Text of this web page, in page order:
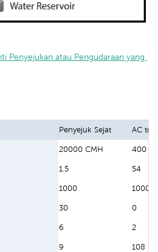
Penyejuk Sejat AC
20000 CMH 400
1.5 54
1000 1000
30 0
6 2
9 108